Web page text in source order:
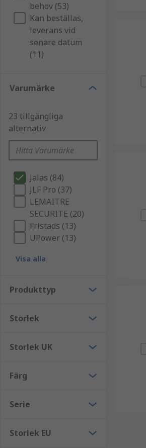
behov (53)
Kan beställas,
leverans vid
senare datum
(11)
Varumärke
23 tillgängliga
alternativ
Jalas (84)
JLF Pro (37)
LEMAITRE
SECURITE (20)
Fristads (13)
UPower (13)
Visa alla
Produkttyp
Storlek
Storlek UK
Färg
Serie
Storlek EU